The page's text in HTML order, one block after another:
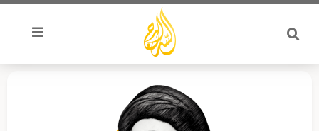
تخطي
المحتوى